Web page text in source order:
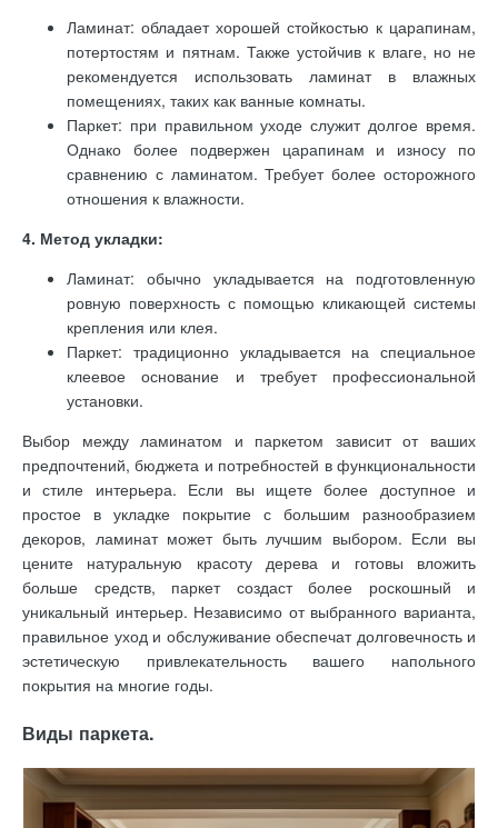
Ламинат: обладает хорошей стойкостью к царапинам,
потертостям и пятнам. Также устойчив к влаге, но не
рекомендуется использовать ламинат в влажных
помещениях, таких как ванные комнаты.
Паркет: при правильном уходе служит долгое время.
Однако более подвержен царапинам и износу по
сравнению с ламинатом. Требует более осторожного
отношения к влажности.
4. Метод укладки:
Ламинат: обычно укладывается на подготовленную
ровную поверхность с помощью кликающей системы
крепления или клея.
Паркет: традиционно укладывается на специальное
клеевое основание и требует профессиональной
установки.
Выбор между ламинатом и паркетом зависит от ваших
предпочтений, бюджета и потребностей в функциональности
и стиле интерьера. Если вы ищете более доступное и
простое в укладке покрытие с большим разнообразием
декоров, ламинат может быть лучшим выбором. Если вы
цените натуральную красоту дерева и готовы вложить
больше средств, паркет создаст более роскошный и
уникальный интерьер. Независимо от выбранного варианта,
правильное уход и обслуживание обеспечат долговечность и
эстетическую привлекательность вашего напольного
покрытия на многие годы.
Виды паркета.